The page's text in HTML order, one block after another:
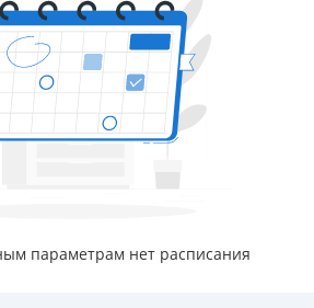
параметрам нет расписания